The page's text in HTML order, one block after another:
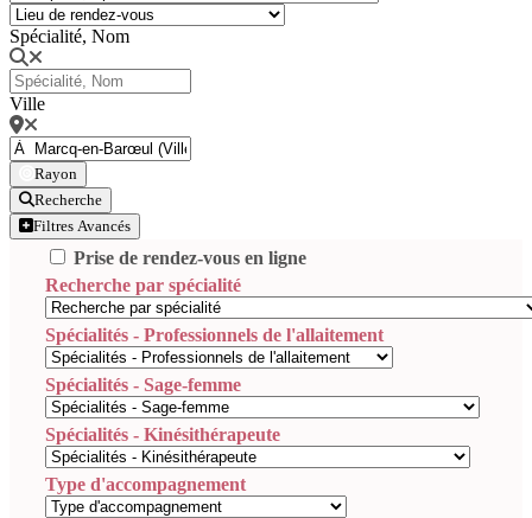
Spécialité, Nom
Ville
Rayon
Recherche
Filtres Avancés
Prise de rendez-vous en ligne
Recherche par spécialité
Spécialités - Professionnels de l'allaitement
Spécialités - Sage-femme
Spécialités - Kinésithérapeute
Type d'accompagnement